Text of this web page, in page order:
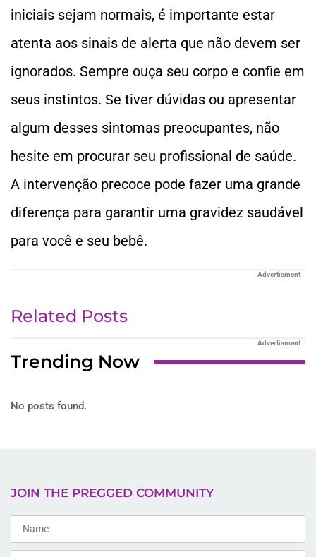
iniciais sejam normais, é importante estar
atenta aos sinais de alerta que não devem ser
ignorados. Sempre ouça seu corpo e confie em
seus instintos. Se tiver dúvidas ou apresentar
algum desses sintomas preocupantes, não
hesite em procurar seu profissional de saúde.
A intervenção precoce pode fazer uma grande
diferença para garantir uma gravidez saudável
para você e seu bebê.
Advertisment
Related Posts
Advertisment
Trending Now
No posts found.
JOIN THE PREGGED COMMUNITY